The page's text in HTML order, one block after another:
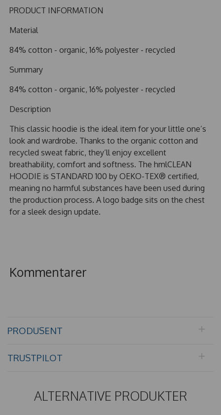
PRODUCT INFORMATION
Material
84% cotton - organic, 16% polyester - recycled
Summary
84% cotton - organic, 16% polyester - recycled
Description
This classic hoodie is the ideal item for your little one’s
look and wardrobe. Thanks to the organic cotton and
recycled sweat fabric, they’ll enjoy excellent
breathability, comfort and softness. The hmlCLEAN
HOODIE is STANDARD 100 by OEKO-TEX® certified,
meaning no harmful substances have been used during
the production process. A logo badge sits on the chest
for a sleek design update.
Kommentarer
PRODUSENT
TRUSTPILOT
ALTERNATIVE PRODUKTER